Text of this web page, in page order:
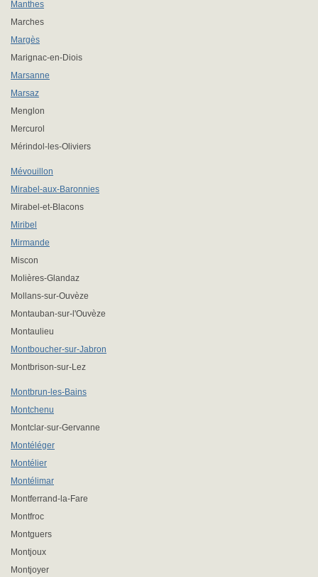
Manthes
Marches
Margès
Marignac-en-Diois
Marsanne
Marsaz
Menglon
Mercurol
Mérindol-les-Oliviers
Mévouillon
Mirabel-aux-Baronnies
Mirabel-et-Blacons
Miribel
Mirmande
Miscon
Molières-Glandaz
Mollans-sur-Ouvèze
Montauban-sur-l'Ouvèze
Montaulieu
Montboucher-sur-Jabron
Montbrison-sur-Lez
Montbrun-les-Bains
Montchenu
Montclar-sur-Gervanne
Montéléger
Montélier
Montélimar
Montferrand-la-Fare
Montfroc
Montguers
Montjoux
Montjoyer